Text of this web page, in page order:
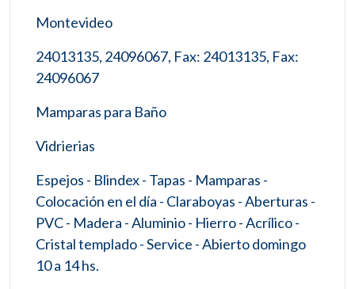
Montevideo
24013135, 24096067, Fax: 24013135, Fax:
24096067
Mamparas para Baño
Vidrierias
Espejos - Blindex - Tapas - Mamparas -
Colocación en el día - Claraboyas - Aberturas -
PVC - Madera - Aluminio - Hierro - Acrílico -
Cristal templado - Service - Abierto domingo
10 a 14 hs.